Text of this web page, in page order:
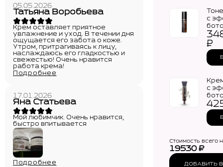
05.05.2026
Татьяна Воробьева
Крем оставляет приятное
увлажнение и уход. В течении дня
ощущается его забота о коже.
Утром, притрагиваясь к лицу,
наслаждаюсь его гладкостью и
свежестью! Очень нравится
работа крема!
Подробнее
17.01.2026
Яна Статьева
Мой любимчик. Очень нравится,
быстро впитывается
Подробнее
с
Bor
₽
с
Bor
Стоимость всего
19530₽
ДОБАВИТЬ